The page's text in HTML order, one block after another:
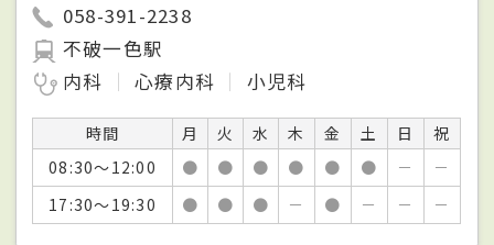
058-391-2238
不破一色駅
内科
心療内科 小児科
時間 月 火 水 木 金 土 日
祝
08:30～12:00
● ● ● ● ● ● －
－
17:30～19:30
● ● ● － ● － － －